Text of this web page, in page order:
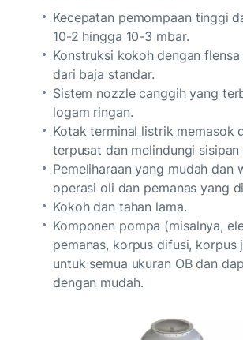
Kecepatan pemompaan tinggi
10-2 hingga 10-3 mbar.
Konstruksi kokoh dengan flensa
dari baja standar.
Sistem nozzle canggih yang
logam ringan.
Kotak terminal listrik memasok
terpusat dan melindungi sisipan
Pemeliharaan yang mudah dan
operasi oli dan pemanas yang
Kokoh dan tahan lama.
Komponen pompa (misalnya,
pemanas, korpus difusi, korpus
untuk semua ukuran OB dan
dengan mudah.